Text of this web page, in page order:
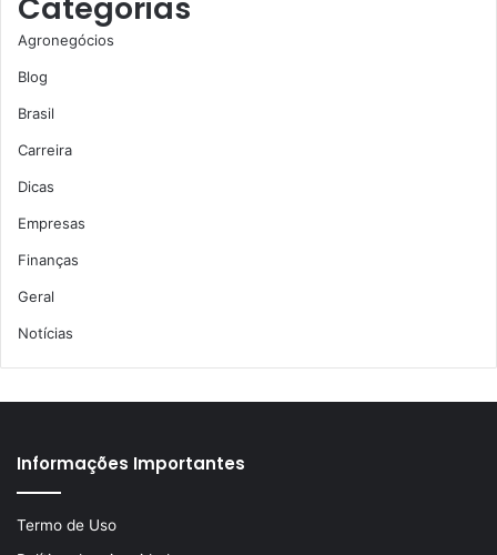
Agronegócios
Blog
Brasil
Carreira
Dicas
Empresas
Finanças
Geral
Notícias
Informações Importantes
Termo de Uso